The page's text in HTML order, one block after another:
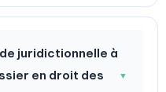
juridictionnelle à
en droit des
▼